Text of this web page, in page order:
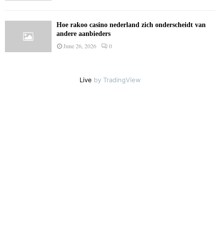
Hoe rakoo casino nederland zich onderscheidt van
andere aanbieders
June 26, 2026 0
Live by TradingView